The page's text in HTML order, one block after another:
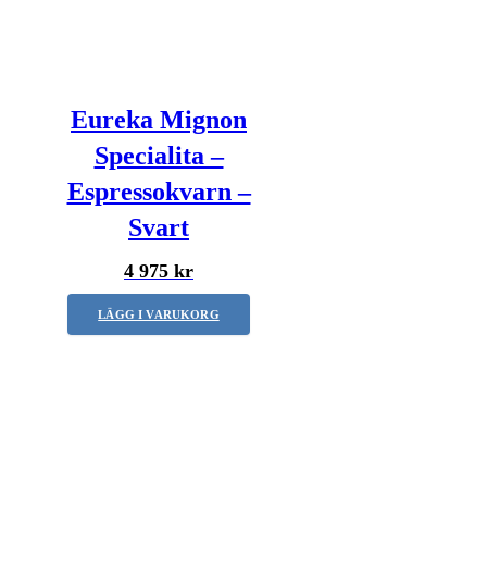
Eureka Mignon
Specialita –
Espressokvarn –
Svart
4 975 kr
LÄGG I VARUKORG